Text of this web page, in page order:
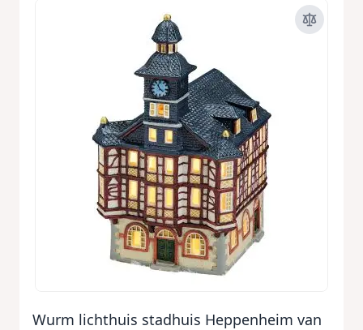
Wurm lichthuis stadhuis Heppenheim van